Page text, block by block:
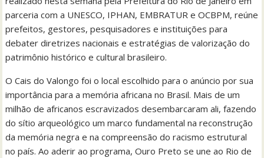
parceria com a UNESCO, IPHAN, EMBRATUR e OCBPM, reúne
prefeitos, gestores, pesquisadores e instituições para
debater diretrizes nacionais e estratégias de valorização do
patrimônio histórico e cultural brasileiro.
O Cais do Valongo foi o local escolhido para o anúncio por sua
importância para a memória africana no Brasil. Mais de um
milhão de africanos escravizados desembarcaram ali, fazendo
do sítio arqueológico um marco fundamental na reconstrução
da memória negra e na compreensão do racismo estrutural
no país. Ao aderir ao programa, Ouro Preto se une ao Rio de